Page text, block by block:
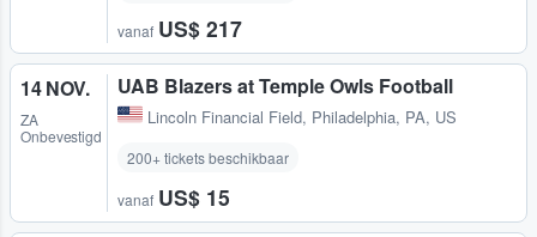
vanaf US$ 217
14 NOV.
ZA
Onbevestigd
UAB Blazers at Temple Owls Football
Lincoln Financial Field, Philadelphia, PA, US
200+ tickets beschikbaar
vanaf US$ 15